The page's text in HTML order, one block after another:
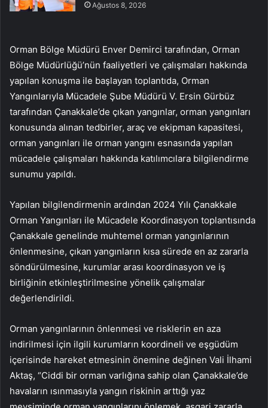
Ağustos 8, 2026
Orman Bölge Müdürü Enver Demirci tarafından, Orman
Bölge Müdürlüğü’nün faaliyetleri ve çalışmaları hakkında
yapılan konuşma ile başlayan toplantıda, Orman
Yangınlarıyla Mücadele Şube Müdürü V. Ersin Gürbüz
tarafından Çanakkale’de çıkan yangınlar, orman yangınları
konusunda alınan tedbirler, araç ve ekipman kapasitesi,
orman yangınları ile orman yangını esnasında yapılan
mücadele çalışmaları hakkında katılımcılara bilgilendirme
sunumu yapıldı.
Yapılan bilgilendirmenin ardından 2024 Yılı Çanakkale
Orman Yangınları ile Mücadele Koordinasyon toplantısında
Çanakkale genelinde muhtemel orman yangınlarının
önlenmesine, çıkan yangınların kısa sürede en az zararla
söndürülmesine, kurumlar arası koordinasyon ve iş
birliğinin etkinleştirilmesine yönelik çalışmalar
değerlendirildi.
Orman yangınlarının önlenmesi ve risklerin en aza
indirilmesi için ilgili kurumların koordineli ve eşgüdüm
içerisinde hareket etmesinin önemine değinen Vali İlhami
Aktaş, “Ciddi bir orman varlığına sahip olan Çanakkale’de
havaların ısınmasıyla yangın riskinin arttığı yaz